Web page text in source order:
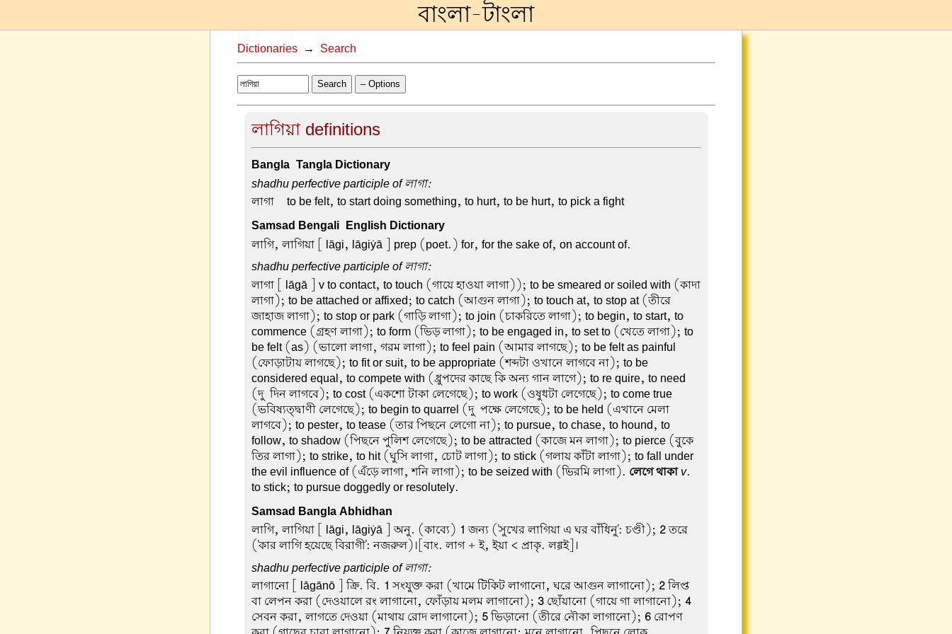
বাংলা-টাংলা
Dictionaries→ Search
Search – Options
লাগিয়া definitions
Bangla-Tangla Dictionary
shadhu perfective participle of লাগা:
লাগা – to be felt, to start doing something, to hurt, to be hurt, to pick a fight
Samsad Bengali-English Dictionary
লাগি, লাগিয়া[ lāgi, lāgiẏā ] prep (poet.) for, for the sake of, on account of.
shadhu perfective participle of লাগা:
লাগা[ lāgā ] v to contact, to touch (গায়ে হাওয়া লাগা)); to be smeared or soiled with (কাদা
লাগা); to be attached or affixed; to catch (আগুন লাগা); to touch at, to stop at (তীরে
জাহাজ লাগা); to stop or park (গাড়ি লাগা); to join (চাকরিতে লাগা); to begin, to start, to
commence (গ্রহণ লাগা); to form (ভিড় লাগা); to be engaged in, to set to (খেতে লাগা); to
be felt (as) (ভালো লাগা, গরম লাগা); to feel pain (আমার লাগছে); to be felt as painful
(ফোড়াটায় লাগছে); to fit or suit, to be appropriate (শব্দটা ওখানে লাগবে না); to be
considered equal, to compete with (ধ্রুপদের কাছে কি অন্য গান লাগে); to re quire, to need
(দু-দিন লাগবে); to cost (একশো টাকা লেগেছে); to work (ওষুধটা লেগেছে); to come true
(ভবিষ্যত্দ্বাণী লেগেছে); to begin to quarrel (দু-পক্ষে লেগেছে); to be held (এখানে মেলা
লাগবে); to pester, to tease (তার পিছনে লেগো না); to pursue, to chase, to hound, to
follow, to shadow (পিছনে পুলিশ লেগেছে); to be attracted (কাজে মন লাগা); to pierce (বুকে
তির লাগা); to strike, to hit (ঘুসি লাগা, চোট লাগা); to stick (গলায় কাঁটা লাগা); to fall under
the evil influence of (এঁড়ে লাগা, শনি লাগা); to be seized with (ভিরমি লাগা). লেগে থাকা v.
to stick; to pursue doggedly or resolutely.
Samsad Bangla Abhidhan
লাগি, লাগিয়া[ lāgi, lāgiẏā ] অনু. (কাব্যে) 1 জন্য ('সুখের লাগিয়া এ ঘর বাঁধিনু': চণ্ডী); 2তরে
('কার লাগি হয়েছে বিরাগী': নজরুল)।[বাং. লাগ + ই, ইয়া < প্রাকৃ. লগ্গই]।
shadhu perfective participle of লাগা:
লাগানো[ lāgānō ] ক্রি. বি. 1 সংযুক্ত করা (খামে টিকিট লাগানো, ঘরে আগুন লাগানো); 2লিপ্ত
বা লেপন করা (দেওয়ালে রং লাগানো, ফোঁড়ায় মলম লাগানো); 3ছোঁয়ানো (গায়ে গা লাগানো); 4
সেবন করা, লাগতে দেওয়া (মাথায় রোদ লাগানো); 5ভিড়ানো (তীরে নৌকা লাগানো); 6রোপণ